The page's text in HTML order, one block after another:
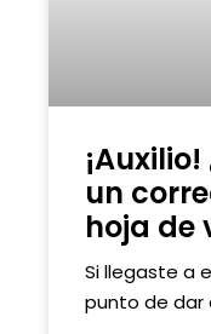
un
hoja de
Si llegaste a
punto de dar